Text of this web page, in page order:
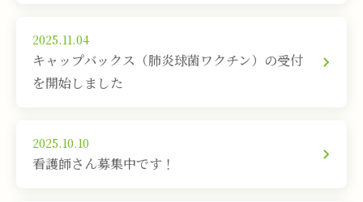
2025.11.04
キャップバックス（肺炎球菌ワクチン）の受付
を開始しました
2025.10.10
看護師さん募集中です！